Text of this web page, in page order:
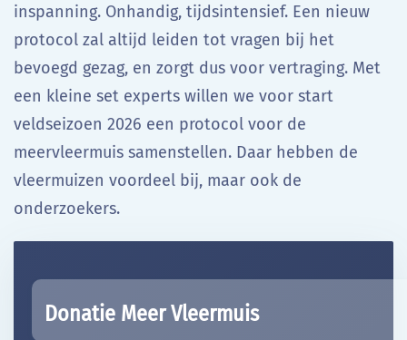
inspanning. Onhandig, tijdsintensief. Een nieuw
protocol zal altijd leiden tot vragen bij het
bevoegd gezag, en zorgt dus voor vertraging. Met
een kleine set experts willen we voor start
veldseizoen 2026 een protocol voor de
meervleermuis samenstellen. Daar hebben de
vleermuizen voordeel bij, maar ook de
onderzoekers.
Donatie Meer Vleermuis